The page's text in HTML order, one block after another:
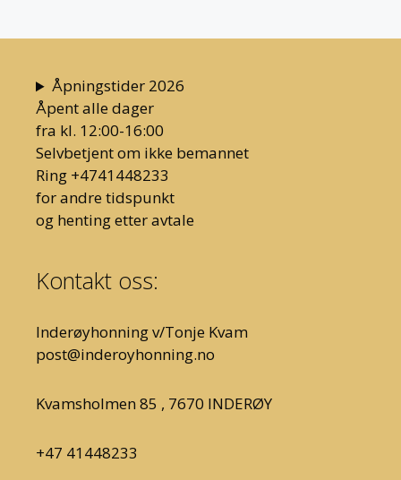
Åpningstider 2026
Åpent alle dager
fra kl. 12:00-16:00
Selvbetjent om ikke bemannet
Ring +4741448233
for andre tidspunkt
og henting etter avtale
Kontakt oss:
Inderøyhonning v/Tonje Kvam
post@inderoyhonning.no
Kvamsholmen 85 , 7670 INDERØY
+47 41448233